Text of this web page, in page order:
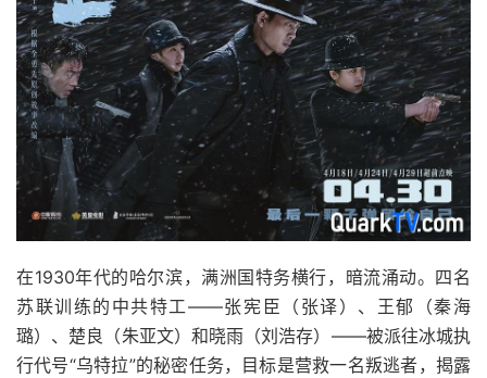
在1930年代的哈尔滨，满洲国特务横行，暗流涌动。四名
苏联训练的中共特工——张宪臣（张译）、王郁（秦海
璐）、楚良（朱亚文）和晓雨（刘浩存）——被派往冰城执
行代号“乌特拉”的秘密任务，目标是营救一名叛逃者，揭露